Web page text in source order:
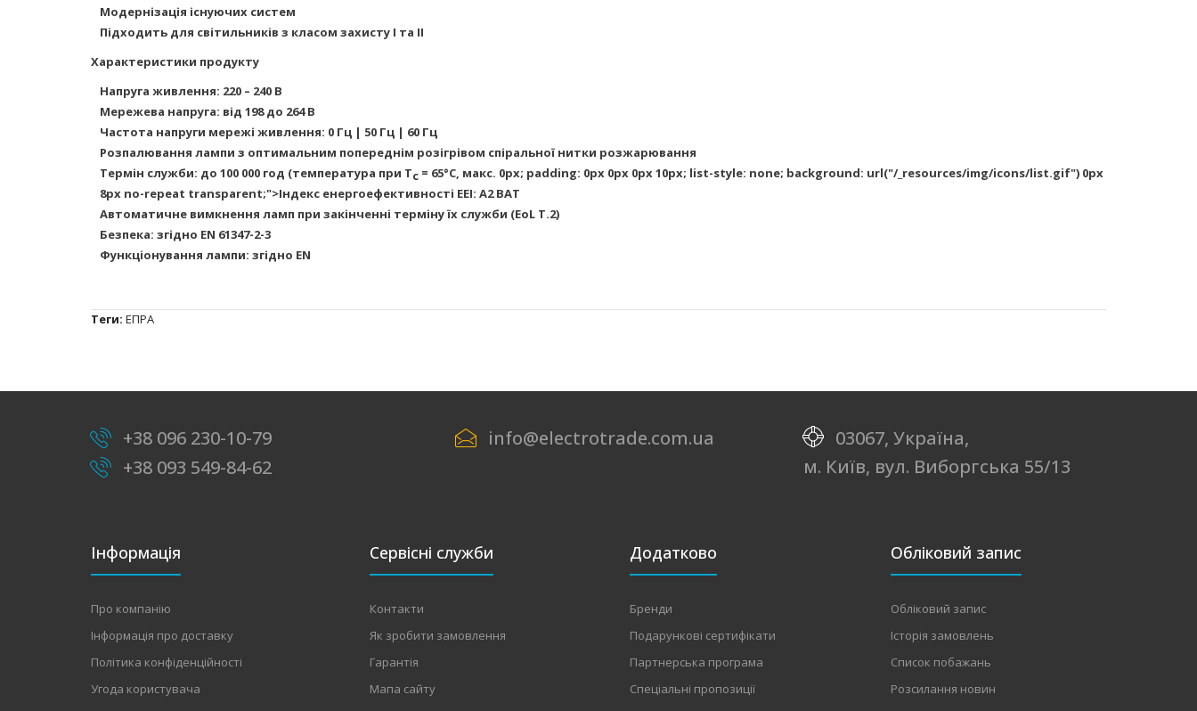
Модернізація існуючих систем
Підходить для світильників з класом захисту I та II
Характеристики продукту
Напруга живлення: 220 – 240 В
Мережева напруга: від 198 до 264 В
Частота напруги мережі живлення: 0 Гц | 50 Гц | 60 Гц
Розпалювання лампи з оптимальним попереднім розігрівом спіральної нитки розжарювання
Термін служби: до 100 000 год (температура при Tc = 65°C, макс. 0px; padding: 0px 0px 0px 10px; list-style: none; background: url("/_resources/img/icons/list.gif") 0px
8px no-repeat transparent;">Індекс енергоефективності EEI: A2 BAT
Автоматичне вимкнення ламп при закінченні терміну їх служби (EoL T.2)
Безпека: згідно EN 61347-2-3
Функціонування лампи: згідно EN
Теги: ЕПРА
+38 096 230-10-79
+38 093 549-84-62
info@electrotrade.com.ua
03067, Україна,
м. Київ, вул. Виборгська 55/13
Інформація
Про компанію
Інформація про доставку
Політика конфіденційності
Угода користувача
Сервісні служби
Контакти
Як зробити замовлення
Гарантія
Мапа сайту
Додатково
Бренди
Подарункові сертифікати
Партнерська програма
Спеціальні пропозиції
Обліковий запис
Обліковий запис
Історія замовлень
Список побажань
Розсилання новин